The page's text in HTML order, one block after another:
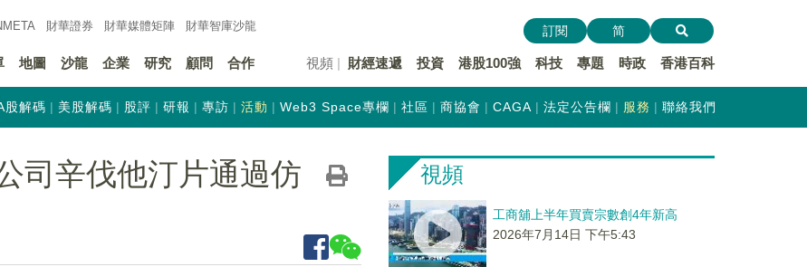
財華證券 財華媒體矩陣 財華智庫沙龍
地圖 沙龍 企業 研究 顧問 合作 視頻 財經速遞 投資 港股100強 科技 專題 時政 香港百科
訂閱 简
股解碼 美股解碼 股評 研報 專訪 活動 Web3 Space專欄 社區 商協會 CAGA 法定公告欄 服務 聯絡我們
司辛伐他汀片通過仿
視頻
工商舖上半年買賣宗數創4年新高
2026年7月14日 下午5:43